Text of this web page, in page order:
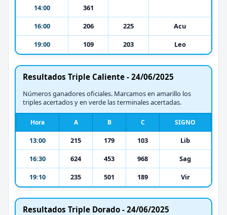
14:00
361
16:00
206 225
Acu
19:00
109 203 Leo
Resultados Triple Caliente - 24/06/2025
Números ganadores oficiales. Marcamos en amarillo los
triples acertados y en verde las terminales acertadas.
Hora A B C SIGNO
13:00 215 179 103
Lib
16:30
624 453 968
Sag
19:10
235 501 189 Vir
Resultados Triple Dorado - 24/06/2025